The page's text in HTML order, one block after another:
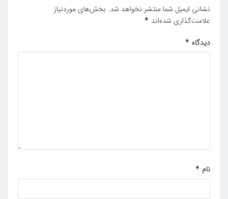
نشانی ایمیل شما منتشر نخواهد شد. بخش‌های موردنیاز
علامت‌گذاری شده‌اند *
دیدگاه *
نام *